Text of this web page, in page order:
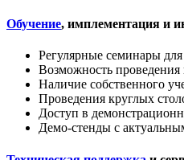
Обучение, имплементация и
Регулярные семинары
Возможность
Наличие собственного
Проведения круглых
Доступ в
Демо-стенды с